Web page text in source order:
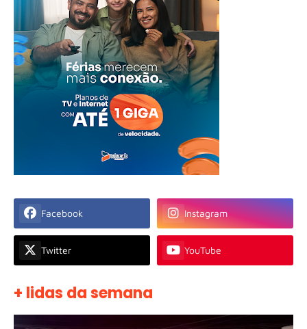
Facebook Instagram
Twitter YouTube
+ lidas da semana